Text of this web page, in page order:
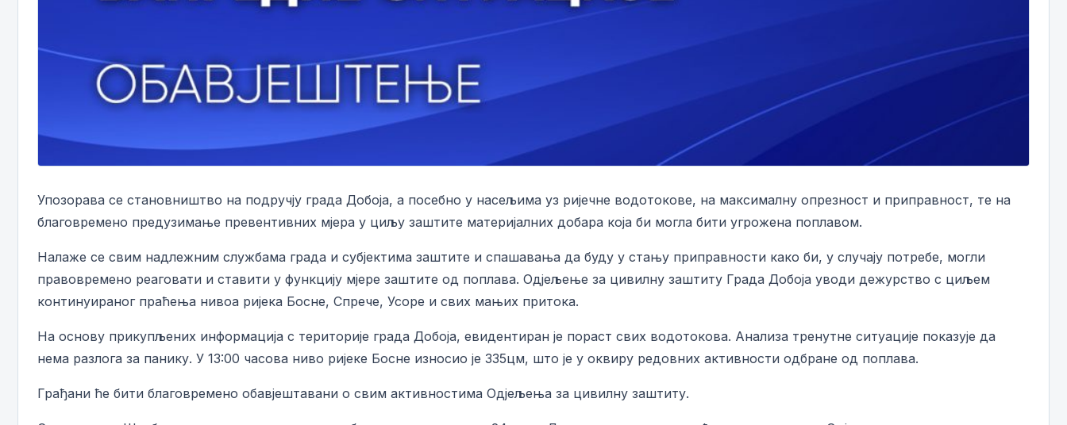
Упозорава се становништво на подручју града Добоја, а посебно у насељима уз ријечне водотокове, на максималну опрезност и приправност, те на
благовремено предузимање превентивних мјера у циљу заштите материјалних добара која би могла бити угрожена поплавом.
Налаже се свим надлежним службама града и субјектима заштите и спашавања да буду у стању приправности како би, у случају потребе, могли
правовремено реаговати и ставити у функцију мјере заштите од поплава. Одјељење за цивилну заштиту Града Добоја уводи дежурство с циљем
континуираног праћења нивоа ријека Босне, Спрече, Усоре и свих мањих притока.
На основу прикупљених информација с територије града Добоја, евидентиран је пораст свих водотокова. Анализа тренутне ситуације показује да
нема разлога за панику. У 13:00 часова ниво ријеке Босне износио је 335цм, што је у оквиру редовних активности одбране од поплава.
Грађани ће бити благовремено обавјештавани о свим активностима Одјељења за цивилну заштиту.